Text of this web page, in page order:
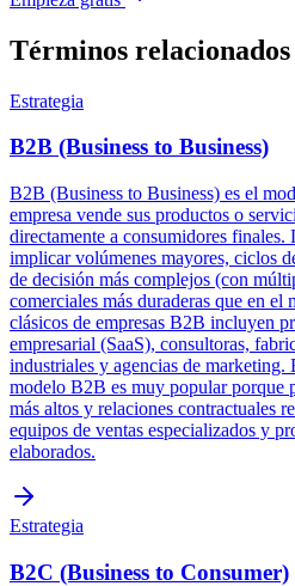
Términos relacionados
Estrategia
B2B (Business to Business)
B2B (Business to Business) es el
empresa vende sus productos o
directamente a consumidores finales.
implicar volúmenes mayores, ciclos
de decisión más complejos (con
comerciales más duraderas que en
clásicos de empresas B2B incluyen
empresarial (SaaS), consultoras,
industriales y agencias de marketing.
modelo B2B es muy popular porque
más altos y relaciones contractuales
equipos de ventas especializados y
elaborados.
Estrategia
B2C (Business to Consumer)